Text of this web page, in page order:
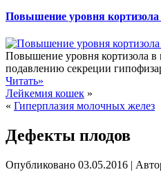
Повышение уровня кортизола
Повышение уровня кортизола в
подавлению секреции
Читать»
Лейкемия кошек »
« Гиперплазия молочных желез
Дефекты плодов
Опубликовано 03.05.2016 |